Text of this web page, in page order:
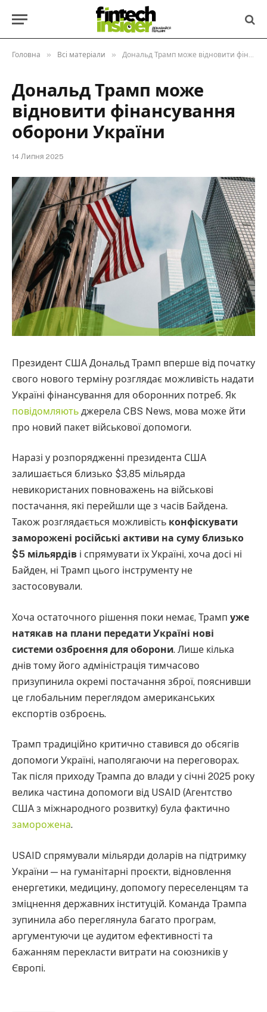
Головна » Всі матеріали » Дональд Трамп може відновити фінансування оборони України
Дональд Трамп може
відновити фінансування
оборони України
14 Липня 2025
Президент США Дональд Трамп вперше від початку
свого нового терміну розглядає можливість надати
Україні фінансування для оборонних потреб. Як
повідомляють джерела CBS News, мова може йти
про новий пакет військової допомоги.
Наразі у розпорядженні президента США
залишається близько $3,85 мільярда
невикористаних повноважень на військові
постачання, які перейшли ще з часів Байдена.
Також розглядається можливість конфіскувати
заморожені російські активи на суму близько
$5 мільярдів і спрямувати їх Україні, хоча досі ні
Байден, ні Трамп цього інструменту не
застосовували.
Хоча остаточного рішення поки немає, Трамп уже
натякав на плани передати Україні нові
системи озброєння для оборони. Лише кілька
днів тому його адміністрація тимчасово
призупинила окремі постачання зброї, пояснивши
це глобальним переглядом американських
експортів озброєнь.
Трамп традиційно критично ставився до обсягів
допомоги Україні, наполягаючи на переговорах.
Так після приходу Трампа до влади у січні 2025 року
велика частина допомоги від USAID (Агентство
США з міжнародного розвитку) була фактично
заморожена.
USAID спрямували мільярди доларів на підтримку
України — на гуманітарні проєкти, відновлення
енергетики, медицину, допомогу переселенцям та
зміцнення державних інституцій. Команда Трампа
зупинила або переглянула багато програм,
аргументуючи це аудитом ефективності та
бажанням перекласти витрати на союзників у
Європі.